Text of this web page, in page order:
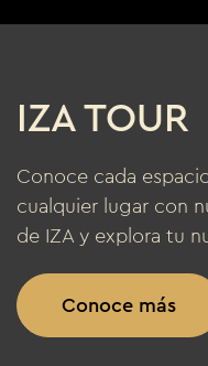
IZA TOUR
Conoce cada
cualquier lugar con
de IZA y explora tu
Conoce más